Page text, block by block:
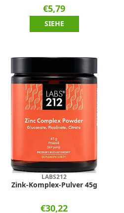
€5,79
SIEHE
LABS212
Zink-Komplex-Pulver 45g
€30,22